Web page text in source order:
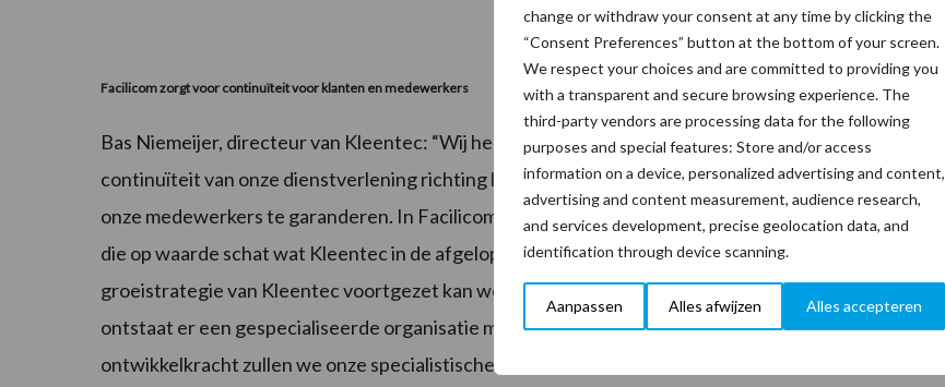
change or withdraw your consent at any time by clicking the
“Consent Preferences” button at the bottom of your screen.
We respect your choices and are committed to providing you
with a transparent and secure browsing experience. The
third-party vendors are processing data for the following
purposes and special features: Store and/or access
information on a device, personalized advertising and content,
advertising and content measurement, audience research,
and services development, precise geolocation data, and
identification through device scanning.
Aanpassen Alles afwijzen Alles accepteren
Facilicom zorgt voor continuïteit voor klanten en medewerkers
Bas Niemeijer, directeur van Kleentec: “Wij hebben zorgvuldig gezocht naar de juiste partij om de
continuïteit van onze dienstverlening richting klanten te waarborgen en de werkgelegenheid van
onze medewerkers te garanderen. In Facilicom hebben wij een partij gevonden die onze visie deelt,
die op waarde schat wat Kleentec in de afgelopen 15 jaar heeft opgebouwd, en die weet hoe de
groeistrategie van Kleentec voortgezet kan worden. Door het samenvoegen van beide bedrijven
ontstaat er een gespecialiseerde organisatie met ruim 40 miljoen omzet. Door de extra
ontwikkelkracht zullen we onze specialistische positie verder versterken. De overname zorgt voor